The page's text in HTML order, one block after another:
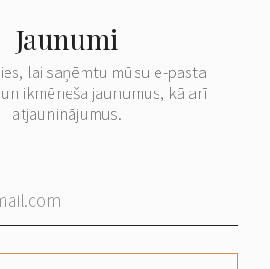
Jaunumi
lai saņēmtu mūsu e-pasta
ikmēneša jaunumus, kā arī
atjauninājumus.